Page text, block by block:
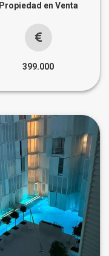
Propiedad en Venta
399.000